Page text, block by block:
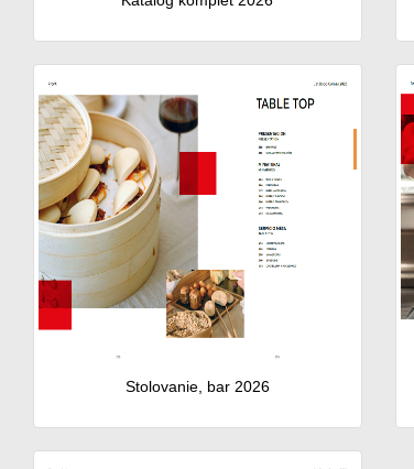
Stolovanie, bar 2026